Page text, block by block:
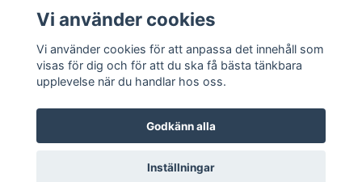
Sociala medier
© 2026 GIK Racing AB
Vi använder cookies
Vi använder cookies för att anpassa det innehåll som
visas för dig och för att du ska få bästa tänkbara
upplevelse när du handlar hos oss.
Godkänn alla
Inställningar